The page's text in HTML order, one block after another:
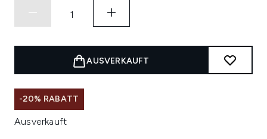
AUSVERKAUFT
-20% RABATT
Ausverkauft